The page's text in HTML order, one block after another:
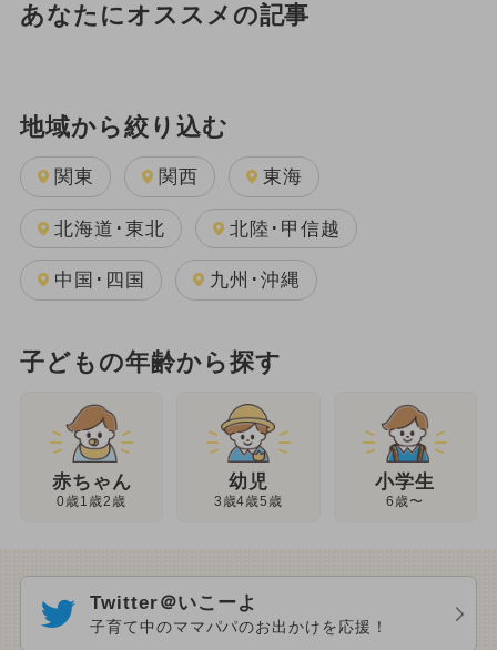
あなたにオススメの記事
地域から絞り込む
関東 関西 東海
北海道･東北 北陸･甲信越
中国･四国 九州･沖縄
子どもの年齢から探す
赤ちゃん
0歳1歳2歳
幼児
3歳4歳5歳
小学生
6歳〜
Twitter＠いこーよ
子育て中のママパパのお出かけを応援！